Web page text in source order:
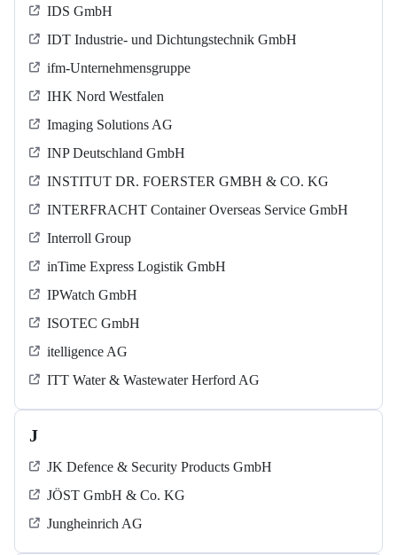
IDS GmbH
IDT Industrie- und Dichtungstechnik GmbH
ifm-Unternehmensgruppe
IHK Nord Westfalen
Imaging Solutions AG
INP Deutschland GmbH
INSTITUT DR. FOERSTER GMBH & CO. KG
INTERFRACHT Container Overseas Service GmbH
Interroll Group
inTime Express Logistik GmbH
IPWatch GmbH
ISOTEC GmbH
itelligence AG
ITT Water & Wastewater Herford AG
J
JK Defence & Security Products GmbH
JÖST GmbH & Co. KG
Jungheinrich AG